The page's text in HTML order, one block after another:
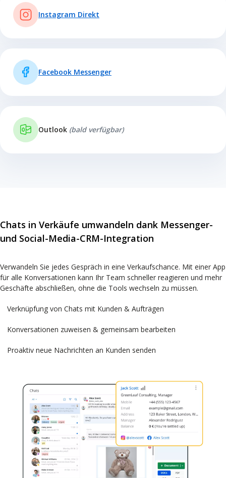
Instagram Direkt
Facebook Messenger
Outlook (bald verfügbar)
Chats in Verkäufe umwandeln dank Messenger-
und Social-Media-CRM-Integration
Verwandeln Sie jedes Gespräch in eine Verkaufschance. Mit einer App
für alle Konversationen kann Ihr Team schneller reagieren und mehr
Geschäfte abschließen, ohne die Tools wechseln zu müssen.
Verknüpfung von Chats mit Kunden & Aufträgen
Konversationen zuweisen & gemeinsam bearbeiten
Proaktiv neue Nachrichten an Kunden senden